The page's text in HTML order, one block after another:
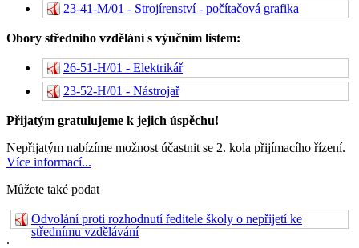
23-41-M/01 - Strojírenství - počítačová grafika
Obory středního vzdělání s výučním listem:
26-51-H/01 - Elektrikář
23-52-H/01 - Nástrojař
Přijatým gratulujeme k jejich úspěchu!
Nepřijatým nabízíme možnost účastnit se 2. kola přijímacího řízení.
Více informací...
Můžete také podat
Odvolání proti rozhodnutí ředitele školy o nepřijetí ke
střednímu vzdělávání
.